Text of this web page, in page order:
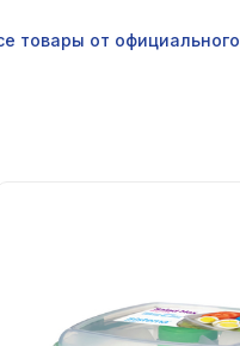
товары от официального